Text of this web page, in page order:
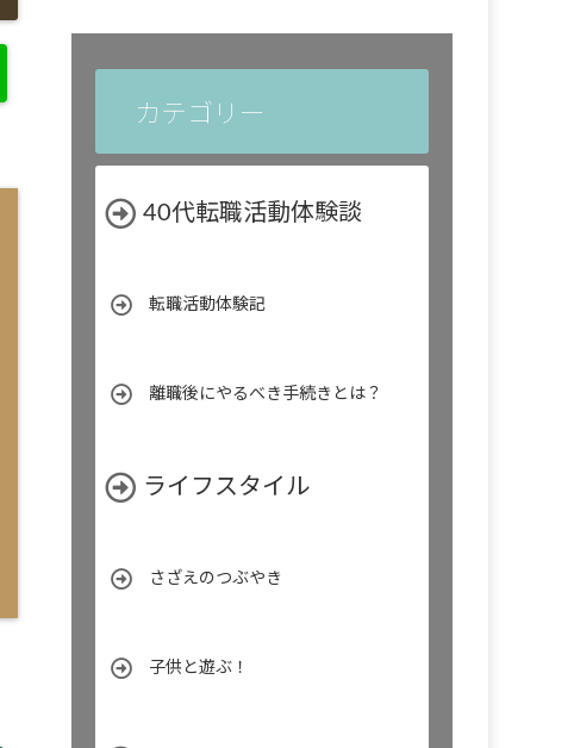
カテゴリー
40代転職活動体験談
転職活動体験記
離職後にやるべき手続きとは？
ライフスタイル
さざえのつぶやき
子供と遊ぶ！